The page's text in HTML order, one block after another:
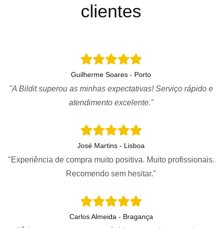
clientes
Guilherme Soares - Porto
"A Bildit superou as minhas expectativas! Serviço rápido e
atendimento excelente."
José Martins - Lisboa
"Experiência de compra muito positiva. Muito profissionais.
Recomendo sem hesitar."
Carlos Almeida - Bragança